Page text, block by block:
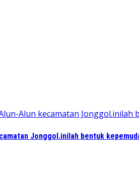
Jonggol.inilah bentuk